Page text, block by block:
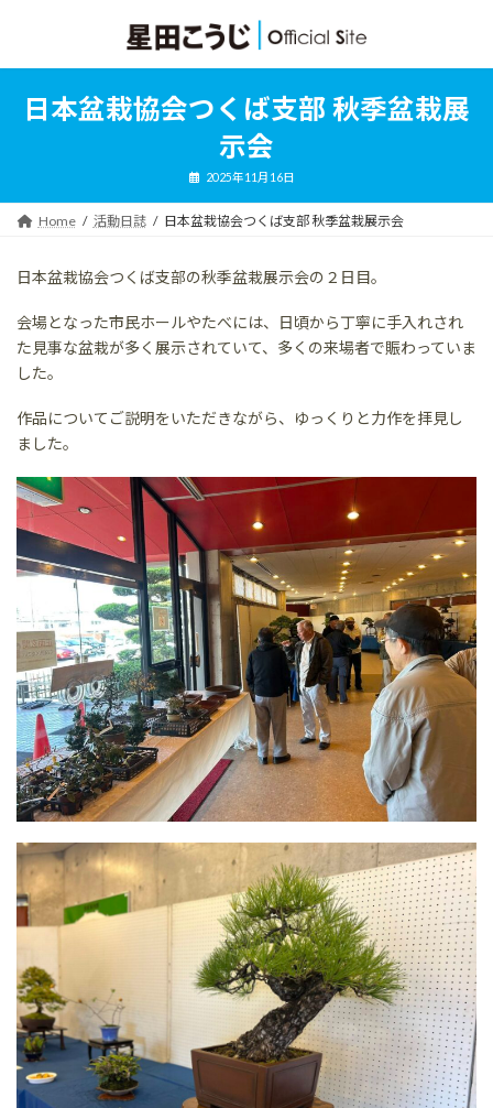
ン
ー
日本盆栽協会つくば支部 秋季盆栽展
示会
2025年11月16日
Home 活動日誌 日本盆栽協会つくば支部 秋季盆栽展示会
日本盆栽協会つくば支部の秋季盆栽展示会の２日目。
会場となった市民ホールやたべには、日頃から丁寧に手入れされ
た見事な盆栽が多く展示されていて、多くの来場者で賑わっていま
した。
作品についてご説明をいただきながら、ゆっくりと力作を拝見し
ました。